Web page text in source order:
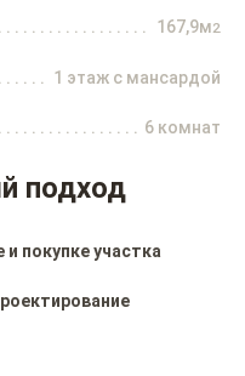
167,9м2
1 этаж с мансардой
6 комнат
подход
покупке участка